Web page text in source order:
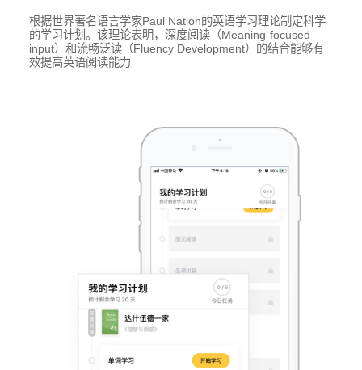
根据世界著名语言学家Paul Nation的英语学习理论制定科学
的学习计划。该理论表明，深度阅读（Meaning-focused
input）和流畅泛读（Fluency Development）的结合能够有
效提高英语阅读能力